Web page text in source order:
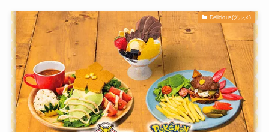
Delicious(グルメ)